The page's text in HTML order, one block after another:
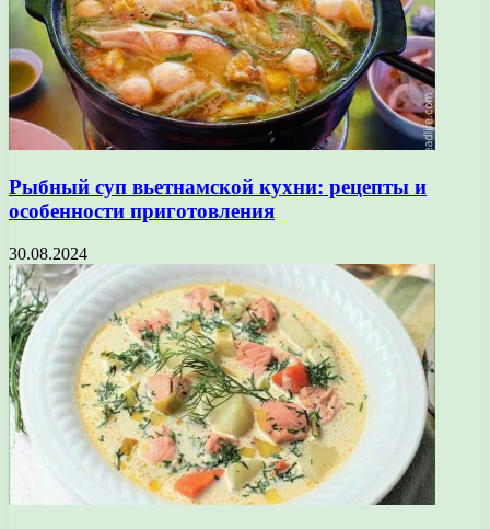
Рыбный суп вьетнамской кухни: рецепты и
особенности приготовления
30.08.2024